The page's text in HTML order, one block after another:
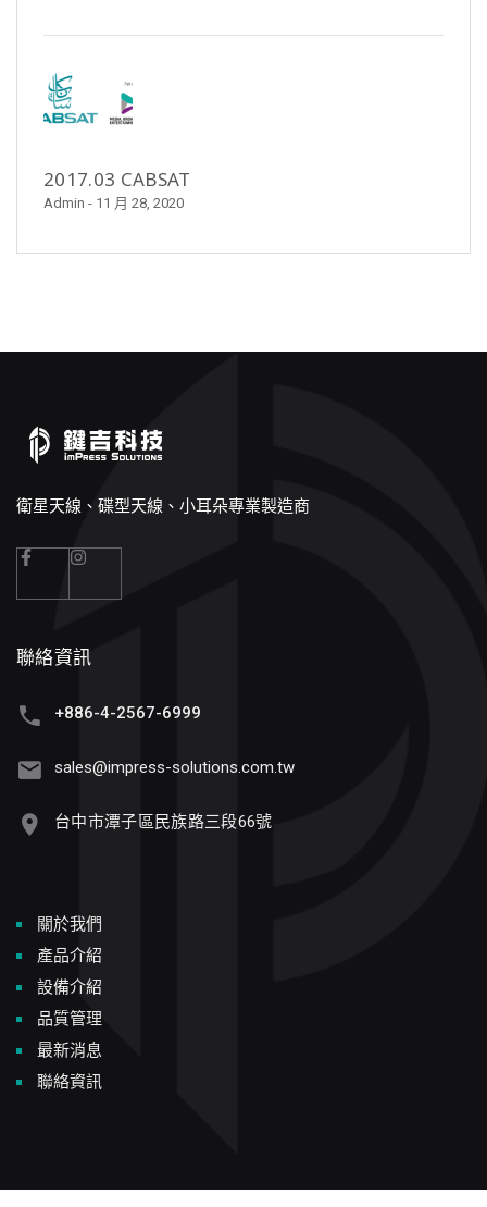
2017.03 CABSAT
Admin - 11 月 28, 2020
衛星天線、碟型天線、小耳朵專業製造商
聯絡資訊
+886-4-2567-6999
sales@impress-solutions.com.tw
台中市潭子區民族路三段66號
關於我們
產品介紹
設備介紹
品質管理
最新消息
聯絡資訊